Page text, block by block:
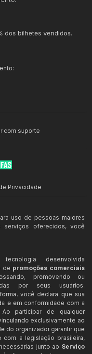
dos bilhetes vendidos.
com suporte
Privacidade
uso de pessoas maiores
oferecidos, você
desenvolvida
de promoções comerciais
promovendo ou
por seus usuários.
você declara que sua
e em conformidade com a
Ao participar de qualquer
exclusivamente ao
do organizador garantir que
com a legislação brasileira,
junto ao Serviço